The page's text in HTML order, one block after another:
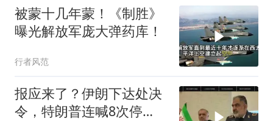
被蒙十几年蒙！《制胜》
曝光解放军庞大弹药库！
行者风范
报应来了？伊朗下达处决
令，特朗普连喊8次停